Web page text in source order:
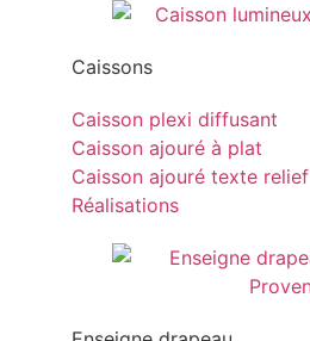
Caissons
Caisson plexi diffusant
Caisson ajouré à plat
Caisson ajouré texte relief
Réalisations